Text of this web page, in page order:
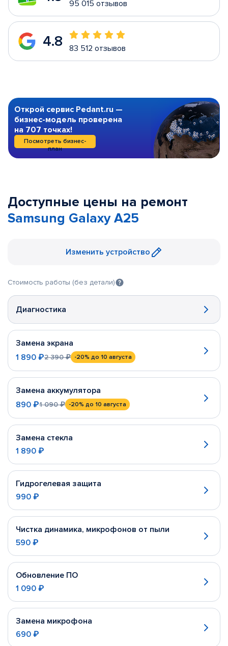
95 015 отзывов
4.8 83 512 отзывов
Открой сервис Pedant.ru —
бизнес-модель проверена
на 707 точках!
Посмотреть бизнес-
план
Доступные цены на ремонт
Samsung Galaxy A25
Изменить устройство
Стоимость работы (без детали)
Диагностика
Замена экрана
1 890 ₽2 390 ₽ -20% до 10 августа
Замена аккумулятора
890 ₽1 090 ₽ -20% до 10 августа
Замена стекла
1 890 ₽
Гидрогелевая защита
990 ₽
Чистка динамика, микрофонов от пыли
590 ₽
Обновление ПО
1 090 ₽
Замена микрофона
690 ₽